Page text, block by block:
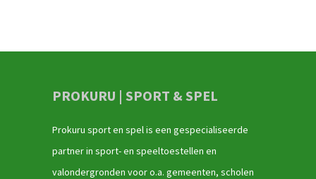
PROKURU | SPORT & SPEL
Prokuru sport en spel is een gespecialiseerde
partner in sport- en speeltoestellen en
valondergronden voor o.a. gemeenten, scholen